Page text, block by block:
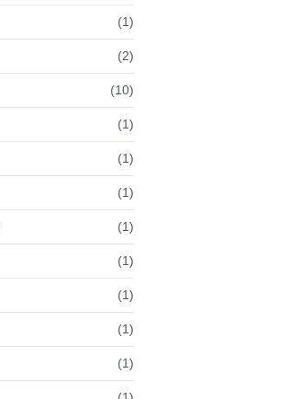
(1)
(2)
(10)
(1)
(1)
(1)
(1)
(1)
(1)
(1)
(1)